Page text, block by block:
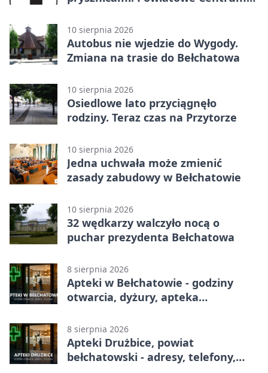
10 sierpnia 2026
Autobus nie wjedzie do Wygody.
Zmiana na trasie do Bełchatowa
10 sierpnia 2026
Osiedlowe lato przyciągnęło
rodziny. Teraz czas na Przytorze
10 sierpnia 2026
Jedna uchwała może zmienić
zasady zabudowy w Bełchatowie
10 sierpnia 2026
32 wędkarzy walczyło nocą o
puchar prezydenta Bełchatowa
8 sierpnia 2026
Apteki w Bełchatowie - godziny
otwarcia, dyżury, apteka
8 sierpnia 2026
Apteki Drużbice, powiat
bełchatowski - adresy, telefony,